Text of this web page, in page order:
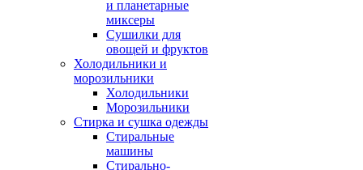
и планетарные
миксеры
Сушилки для
овощей и фруктов
Холодильники и
морозильники
Холодильники
Морозильники
Стирка и сушка одежды
Стиральные
машины
Стирально-